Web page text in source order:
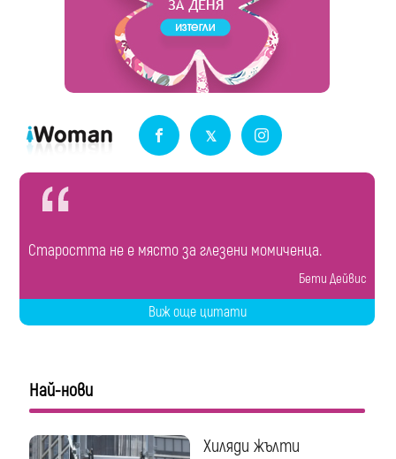
Старостта не е място за глезени момиченца.
Бети Дейвис
Виж още цитати
Най-нови
Хиляди жълти